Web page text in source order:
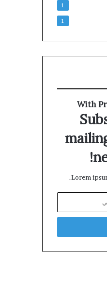
1
1
With
Lorem